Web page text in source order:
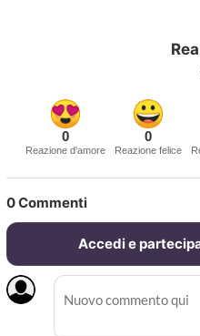
0
Reazione d'amore
0
Reazione felice
0Commenti
Accedi e